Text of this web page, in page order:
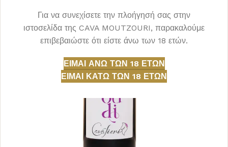
Για να συνεχίσετε την πλοήγησή σας στην
ιστοσελίδα της CAVA MOUTZOURI, παρακαλούμε
επιβεβαιώστε ότι είστε άνω των 18 ετών.
ΕΊΜΑΙ ΆΝΩ ΤΩΝ 18 ΕΤΏΝ
ΕΊΜΑΙ ΚΆΤΩ ΤΩΝ 18 ΕΤΏΝ